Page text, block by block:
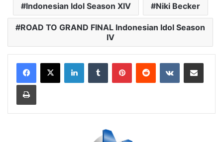
Indonesian Idol Season XIV Niki Becker
ROAD TO GRAND FINAL Indonesian Idol Season
IV
LinkedInTumblr PinterestReddit VKontakteBagikan Lewat Email
Cetak